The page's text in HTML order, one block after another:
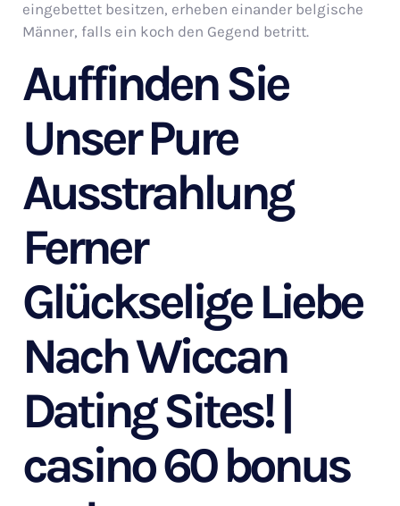
eingebettet besitzen, erheben einander belgische
Männer, falls ein koch den Gegend betritt.
Auffinden Sie
Unser Pure
Ausstrahlung
Ferner
Glückselige Liebe
Nach Wiccan
Dating Sites! |
casino 60 bonus